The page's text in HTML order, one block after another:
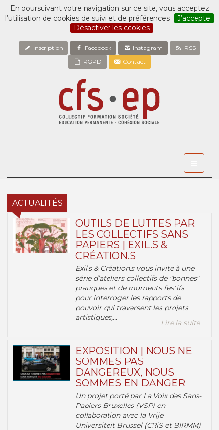
En poursuivant votre navigation sur ce site, vous acceptez
l’utilisation de cookies de suivi et de préférences
J’accepte
Désactiver les cookies
Inscription Facebook Instagram
RSS
RGPD
Contact
ACTUALITÉS
OUTILS DE LUTTES PAR
LES COLLECTIFS SANS
PAPIERS | EXIL.S &
CRÉATION.S
Exil.s & Création.s vous invite à une
série d’ateliers collectifs de "bonnes"
pratiques et de moments festifs
pour interroger les rapports de
pouvoir qui traversent les projets
artistiques,...
Lire la suite
EXPOSITION | NOUS NE
SOMMES PAS
DANGEREUX, NOUS
SOMMES EN DANGER
Un projet porté par La Voix des Sans-
Papiers Bruxelles (VSP) en
collaboration avec la Vrije
Universiteit Brussel (CRiS et BIRMM)